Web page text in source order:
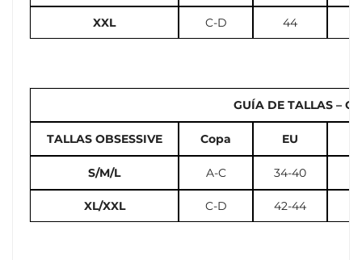
XXL C-D 44
GUÍA DE TALLAS –
TALLAS OBSESSIVE Copa EU
S/M/L A-C 34-40
XL/XXL C-D 42-44